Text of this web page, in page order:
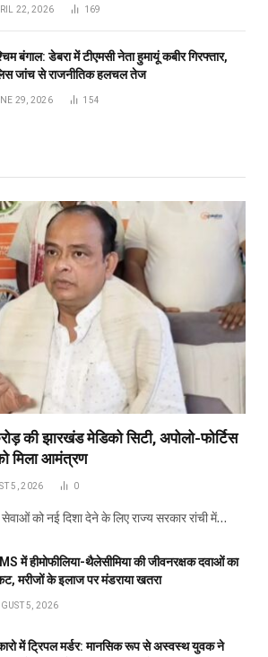
22, 2026 169
बंगाल: डेबरा में टीएमसी नेता हुमायूं कबीर गिरफ्तार,
जांच से राजनीतिक हलचल तेज
29, 2026 154
की झारखंड मेडिको सिटी, अपोलो-फोर्टिस
मिला आमंत्रण
5, 2026 0
को नई दिशा देने के लिए राज्य सरकार रांची में…
में हीमोफीलिया-थैलेसीमिया की जीवनरक्षक दवाओं का
मरीजों के इलाज पर मंडराया खतरा
5, 2026
में ट्रिपल मर्डर: मानसिक रूप से अस्वस्थ युवक ने